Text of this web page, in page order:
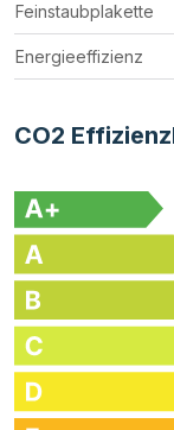
Feinstaubplakette
Energieeffizienz
CO2